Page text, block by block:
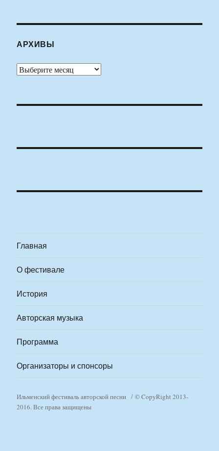
АРХИВЫ
Архивы
Главная
О фестивале
История
Авторская музыка
Программа
Организаторы и спонсоры
Ильменский фестиваль авторской песни
© CopyRight 2013-
2016. Все права защищены